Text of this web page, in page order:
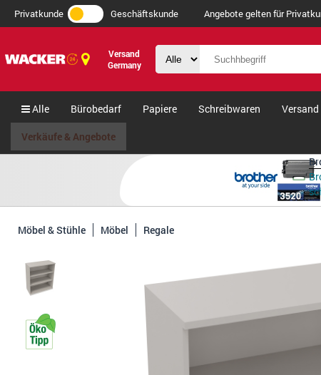
Privatkunde Geschäftskunde Angebote gelten für
Versand
Germany
Alle Bürobedarf Papiere Schreibwaren Versand
Verkäufe & Angebote
Möbel & Stühle Möbel Regale